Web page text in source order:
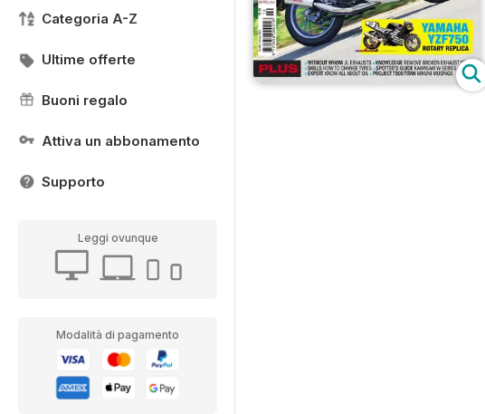
Categoria A-Z
Ultime offerte
Buoni regalo
Attiva un abbonamento
Supporto
Leggi ovunque
Modalità di pagamento